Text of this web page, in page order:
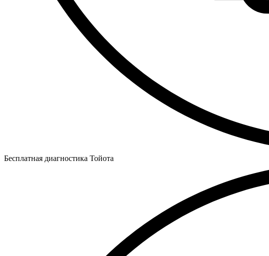
Бесплатная диагностика Тойота